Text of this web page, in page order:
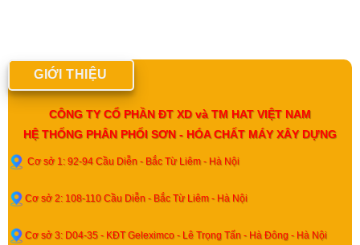
GIỚI THIỆU
CÔNG TY CỔ PHẦN ĐT XD và TM HAT VIỆT NAM
HỆ THỐNG PHÂN PHỐI SƠN - HÓA CHẤT MÁY XÂY DỰNG
Cơ sở 1: 92-94 Cầu Diễn - Bắc Từ Liêm - Hà Nội
Cơ sở 2: 108-110 Cầu Diễn - Bắc Từ Liêm - Hà Nội
Cơ sở 3: D04-35 - KĐT Geleximco - Lê Trọng Tấn - Hà Đông - Hà Nội